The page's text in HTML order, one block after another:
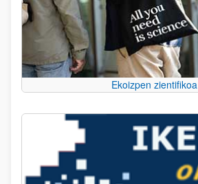
Ekoizpen zientifikoa